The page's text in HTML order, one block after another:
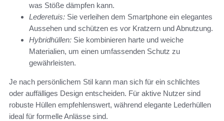
was Stöße dämpfen kann.
Lederetuis: Sie verleihen dem Smartphone ein elegantes
Aussehen und schützen es vor Kratzern und Abnutzung.
Hybridhüllen: Sie kombinieren harte und weiche
Materialien, um einen umfassenden Schutz zu
gewährleisten.
Je nach persönlichem Stil kann man sich für ein schlichtes
oder auffälliges Design entscheiden. Für aktive Nutzer sind
robuste Hüllen empfehlenswert, während elegante Lederhüllen
ideal für formelle Anlässe sind.